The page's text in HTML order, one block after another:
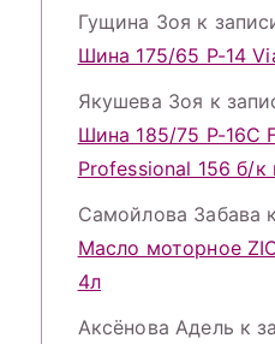
Гущина Зоя к
Шина 175/65 Р-14
Якушева Зоя к
Шина 185/75 Р-16С
Professional 156 б/к
Самойлова Забава
Масло моторное
4л
Аксёнова Адель к